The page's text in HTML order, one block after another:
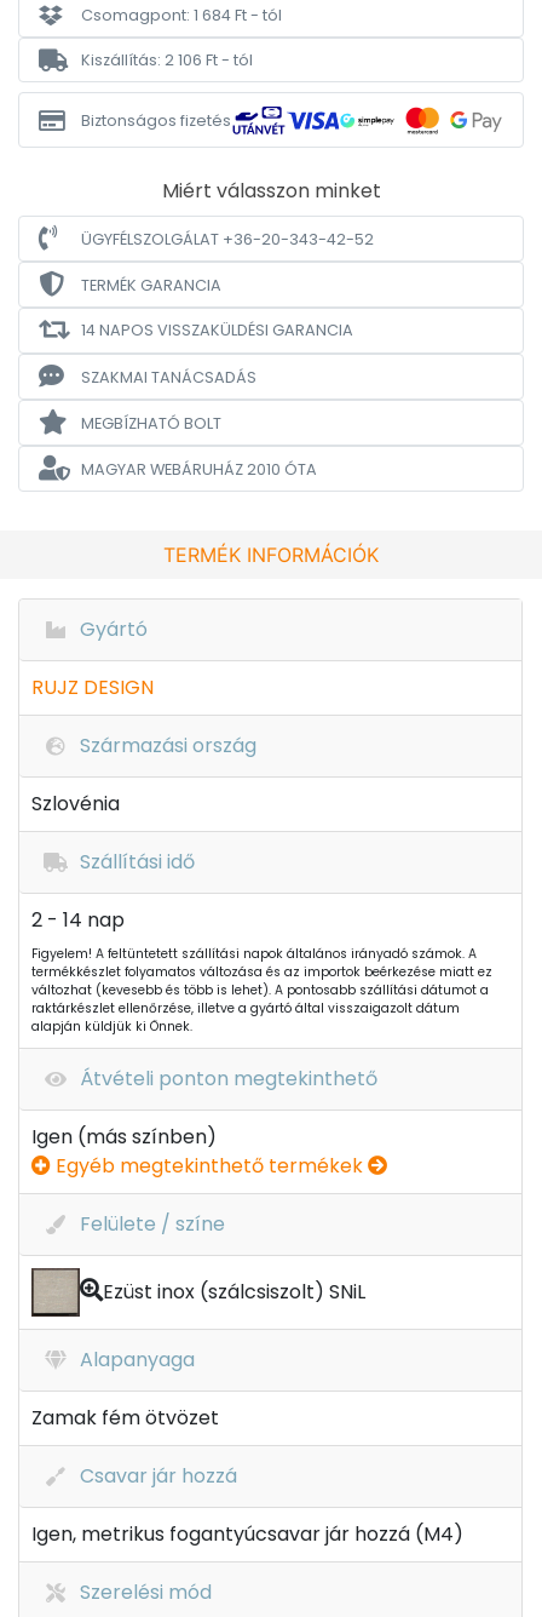
Csomagpont: 1 684 Ft - tól
Kiszállítás: 2 106 Ft - tól
Biztonságos fizetés
Miért válasszon minket
ÜGYFÉLSZOLGÁLAT +36-20-343-42-52
TERMÉK GARANCIA
14 NAPOS VISSZAKÜLDÉSI GARANCIA
SZAKMAI TANÁCSADÁS
MEGBÍZHATÓ BOLT
MAGYAR WEBÁRUHÁZ2010 ÓTA
TERMÉK INFORMÁCIÓK
Gyártó
RUJZ DESIGN
Származási ország
Szlovénia
Szállítási idő
2 - 14 nap
Figyelem! A feltüntetett szállítási napok általános irányadó számok. A
termékkészlet folyamatos változása és az importok beérkezése miatt ez
változhat (kevesebb és több is lehet). A pontosabb szállítási dátumot a
raktárkészlet ellenőrzése, illetve a gyártó által visszaigazolt dátum
alapján küldjük ki Önnek.
Átvételi ponton megtekinthető
Igen (más színben)
Egyéb megtekinthető termékek
Felülete / színe
Ezüst inox (szálcsiszolt) SNiL
Alapanyaga
Zamak fém ötvözet
Csavar jár hozzá
Igen, metrikus fogantyúcsavar jár hozzá (M4)
Szerelési mód